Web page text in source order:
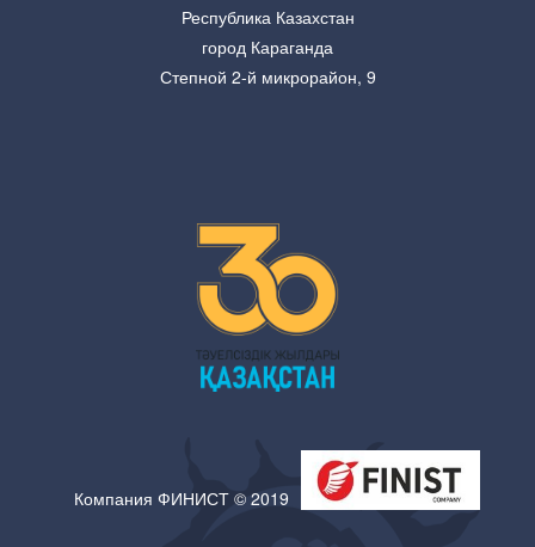
Республика Казахстан
город Караганда
Степной 2-й микрорайон, 9
Компания ФИНИСТ © 2019